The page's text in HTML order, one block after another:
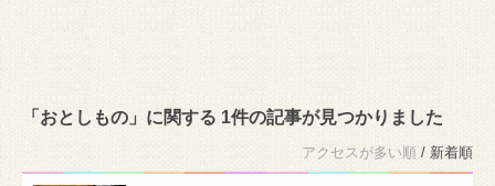
「おとしもの」に関する 1件の記事が見つかりました
アクセスが多い順 / 新着順